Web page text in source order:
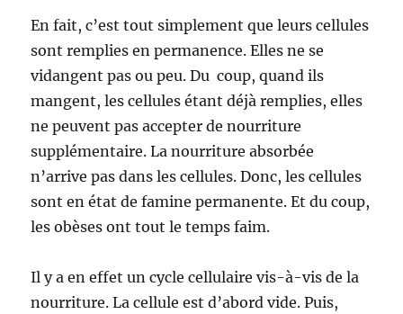
En fait, c’est tout simplement que leurs cellules
sont remplies en permanence. Elles ne se
vidangent pas ou peu. Du coup, quand ils
mangent, les cellules étant déjà remplies, elles
ne peuvent pas accepter de nourriture
supplémentaire. La nourriture absorbée
n’arrive pas dans les cellules. Donc, les cellules
sont en état de famine permanente. Et du coup,
les obèses ont tout le temps faim.
Il y a en effet un cycle cellulaire vis-à-vis de la
nourriture. La cellule est d’abord vide. Puis,